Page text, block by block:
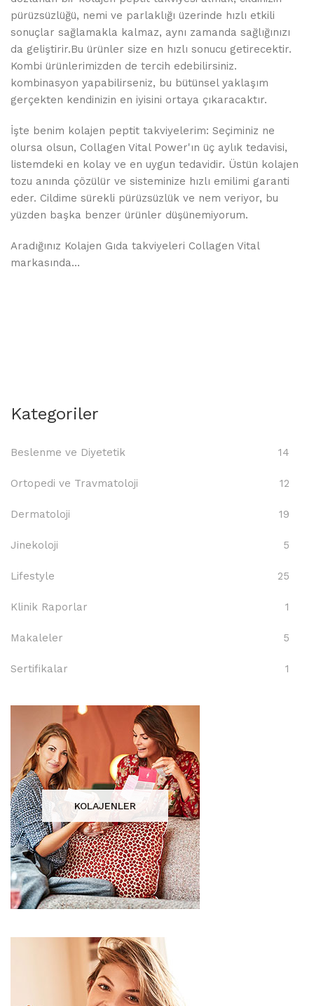
Kategoriler
Beslenme ve Diyetetik 14
Ortopedi ve Travmatoloji 12
Dermatoloji 19
Jinekoloji 5
Lifestyle 25
Klinik Raporlar 1
Makaleler 5
Sertifikalar 1
KOLAJENLER
pürüzsüzlüğü, nemi ve parlaklığı üzerinde hızlı etkili
sonuçlar sağlamakla kalmaz, aynı zamanda sağlığınızı
da geliştirir.Bu ürünler size en hızlı sonucu getirecektir.
Kombi ürünlerimizden de tercih edebilirsiniz.
kombinasyon yapabilirseniz, bu bütünsel yaklaşım
gerçekten kendinizin en iyisini ortaya çıkaracaktır.
İşte benim kolajen peptit takviyelerim: Seçiminiz ne
olursa olsun, Collagen Vital Power'ın üç aylık tedavisi,
listemdeki en kolay ve en uygun tedavidir. Üstün kolajen
tozu anında çözülür ve sisteminize hızlı emilimi garanti
eder. Cildime sürekli pürüzsüzlük ve nem veriyor, bu
yüzden başka benzer ürünler düşünemiyorum.
Aradığınız Kolajen Gıda takviyeleri Collagen Vital
markasında…